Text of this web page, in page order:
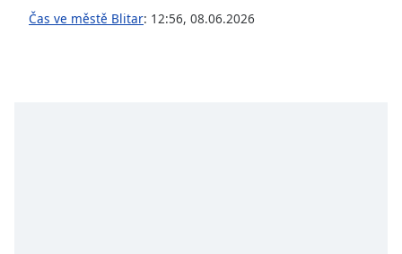
AudioČas ve městě Blitar: 12:56, 08.06.2026